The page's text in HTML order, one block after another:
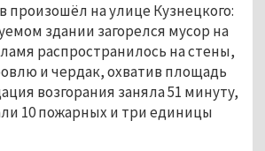
произошёл на улице Кузнецкого:
здании загорелся мусор на
распространилось на стены,
и чердак, охватив площадь
возгорания заняла 51 минуту,
10 пожарных и три единицы